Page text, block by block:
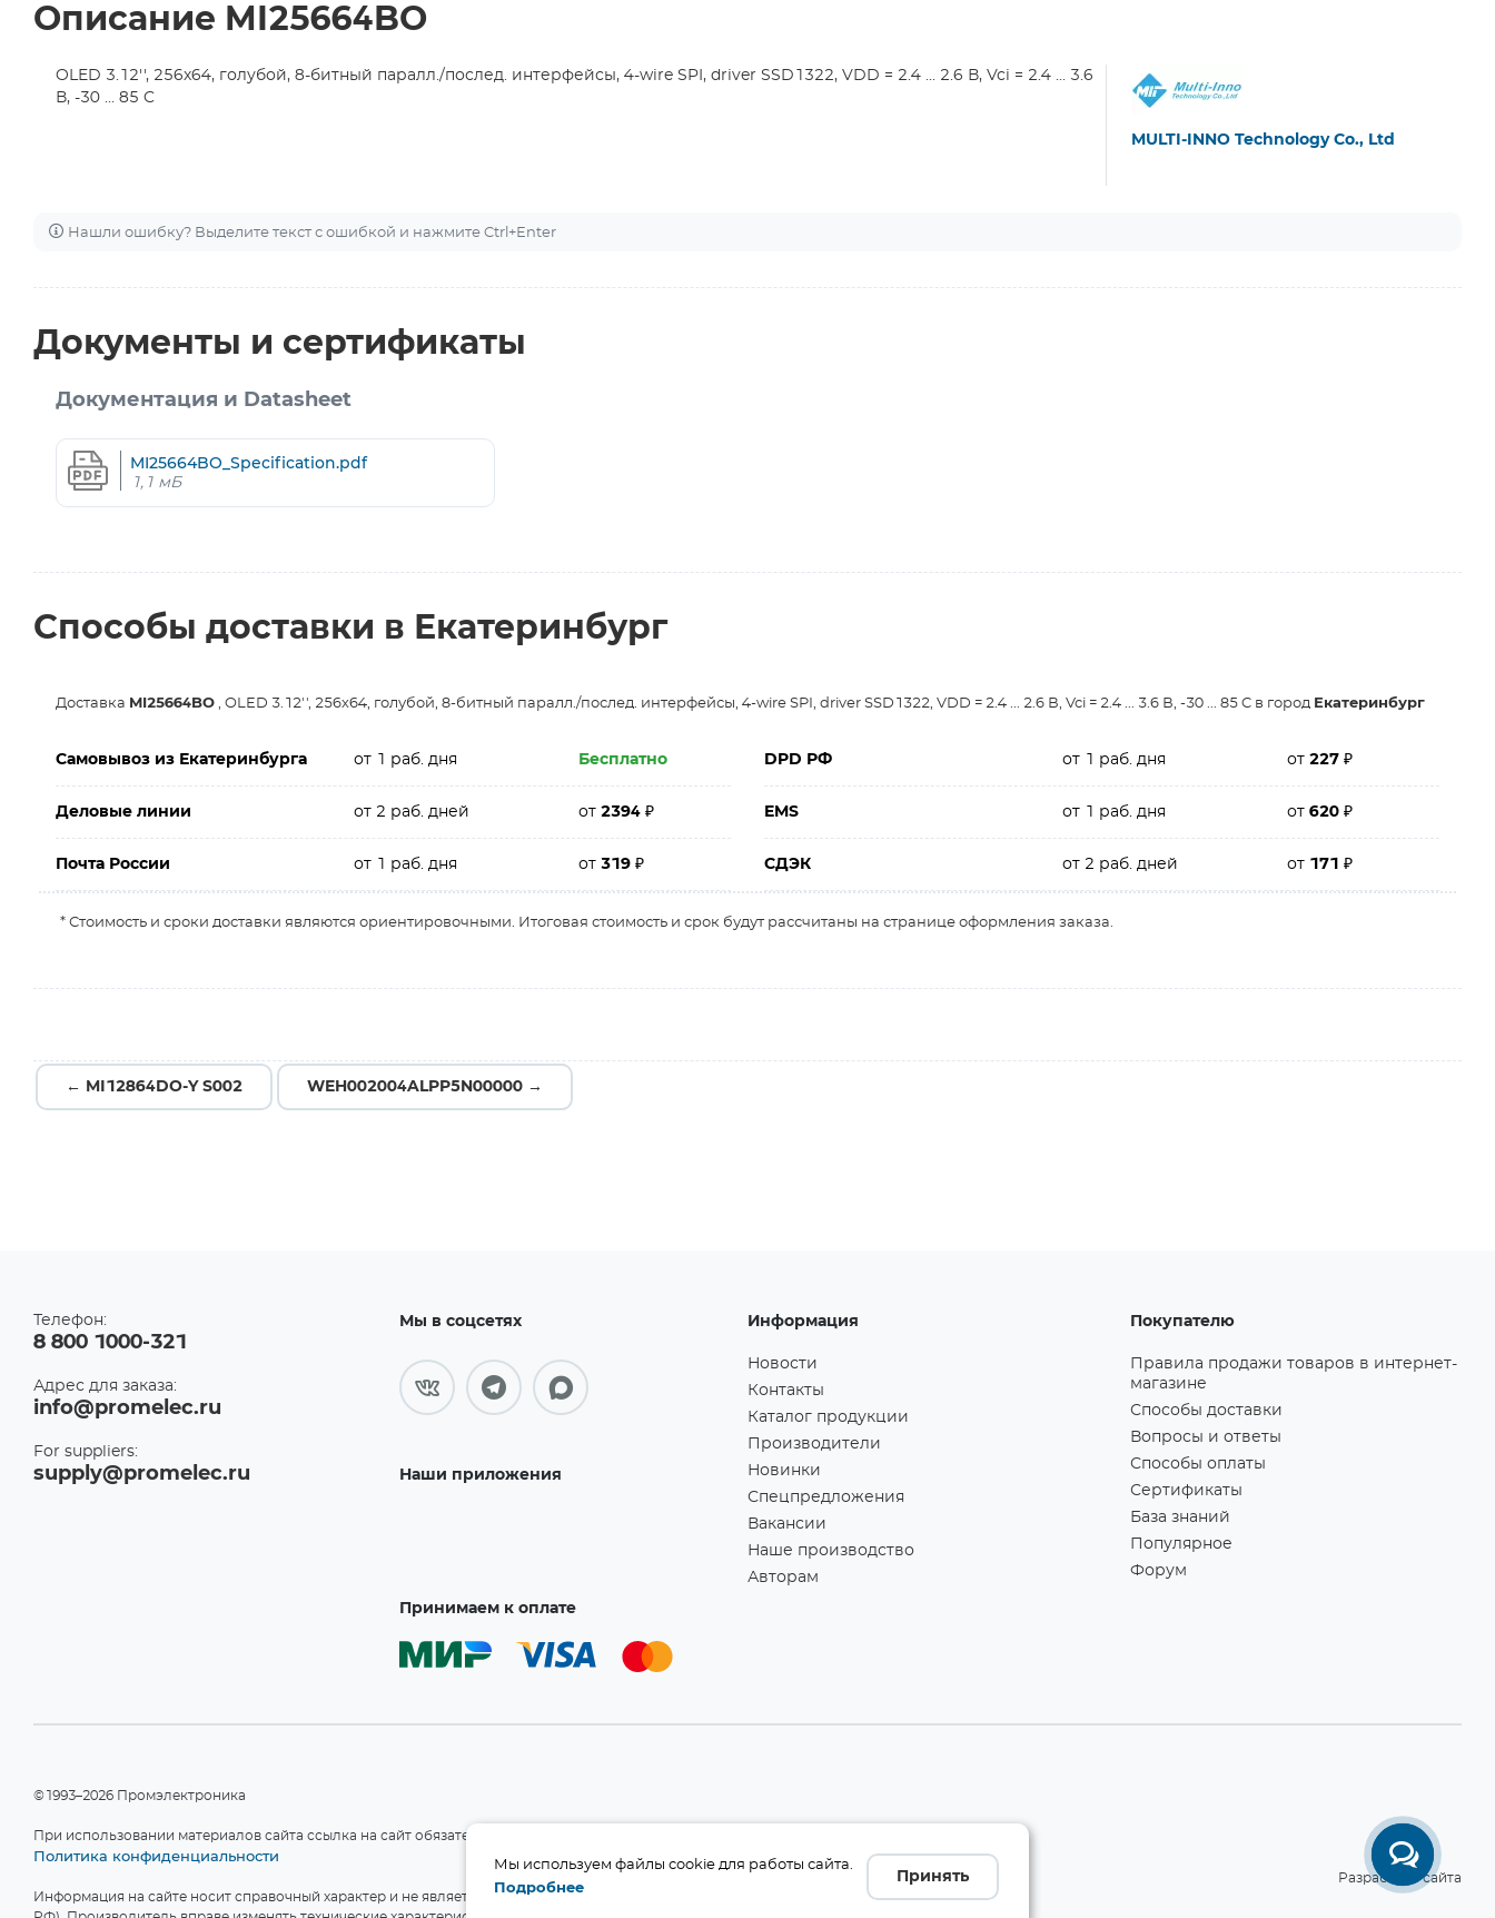
Описание MI25664BO
OLED 3.12'', 256х64, голубой, 8-битный паралл./послед. интерфейсы, 4-wire SPI, driver SSD1322, VDD = 2.4 ... 2.6 В, Vci = 2.4 ... 3.6
В, -30 ... 85 C
MULTI-INNO Technology Co., Ltd
Нашли ошибку? Выделите текст с ошибкой и нажмите Ctrl+Enter
Документы и сертификаты
Документация и Datasheet
MI25664BO_Specification.pdf
1,1 мБ
Способы доставки в Екатеринбург
Доставка MI25664BO , OLED 3.12'', 256х64, голубой, 8-битный паралл./послед. интерфейсы, 4-wire SPI, driver SSD1322, VDD = 2.4 ... 2.6 В, Vci = 2.4 ... 3.6 В, -30 ... 85 C в город Екатеринбург
Самовывоз из Екатеринбурга от 1 раб. дня Бесплатно DPD РФ от 1 раб. дня от227₽
Деловые линии от 2 раб. дней от2394₽ EMS от 1 раб. дня от620₽
Почта России от 1 раб. дня от319₽ СДЭК от 2 раб. дней от 171₽
* Стоимость и сроки доставки являются ориентировочными. Итоговая стоимость и срок будут рассчитаны на странице оформления заказа.
← MI12864DO-Y S002 WEH002004ALPP5N00000 →
Телефон:
8 800 1000-321
Адрес для заказа:
info@promelec.ru
For suppliers:
supply@promelec.ru
Мы в соцсетях
Наши приложения
Принимаем к оплате
Информация
Новости
Контакты
Каталог продукции
Производители
Новинки
Спецпредложения
Вакансии
Наше производство
Авторам
Покупателю
Правила продажи товаров в интернет-
магазине
Способы доставки
Вопросы и ответы
Способы оплаты
Сертификаты
База знаний
Популярное
Форум
©1993–2026 Промэлектроника
При использовании материалов сайта ссылка на сайт обязательна!
Политика конфиденциальности
Информация на сайте носит справочный характер и не является публичной офертой (ст. 437 ГК
Разработка сайта
Мы используем файлы cookie для работы сайта.
Подробнее
Принять